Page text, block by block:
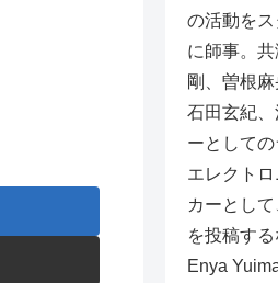
の活動を
に師事。
剛、曽根
石田玄紀
ーとして
エレクト
カーとし
を投稿す
Enya